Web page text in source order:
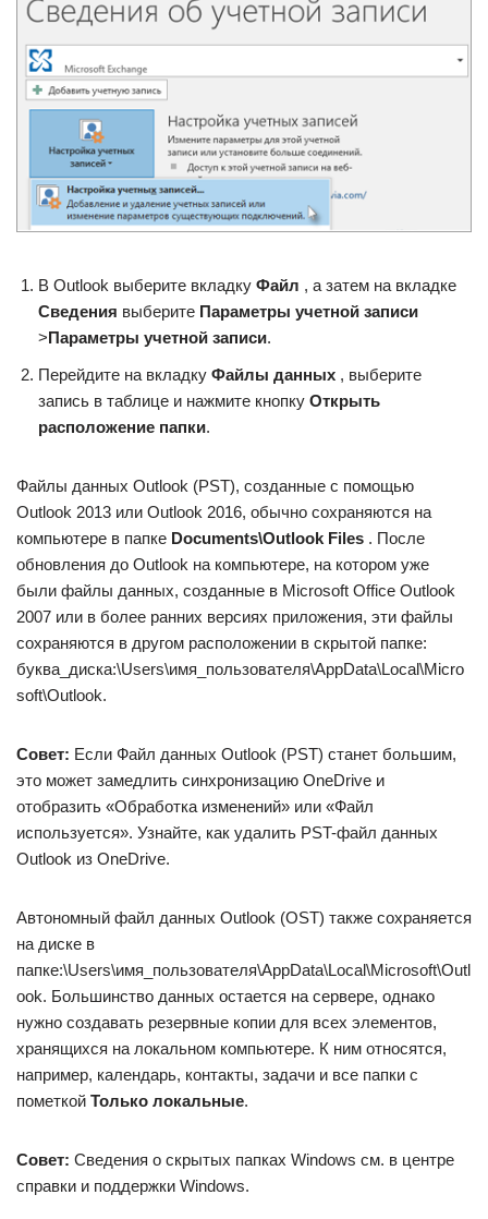
В Outlook выберите вкладку Файл , а затем на вкладке
Сведения выберите Параметры учетной записи
>Параметры учетной записи.
Перейдите на вкладку Файлы данных , выберите
запись в таблице и нажмите кнопку Открыть
расположение папки.
Файлы данных Outlook (PST), созданные с помощью
Outlook 2013 или Outlook 2016, обычно сохраняются на
компьютере в папке Documents\Outlook Files . После
обновления до Outlook на компьютере, на котором уже
были файлы данных, созданные в Microsoft Office Outlook
2007 или в более ранних версиях приложения, эти файлы
сохраняются в другом расположении в скрытой папке:
буква_диска:\Users\имя_пользователя\AppData\Local\Micro
soft\Outlook.
Совет: Если Файл данных Outlook (PST) станет большим,
это может замедлить синхронизацию OneDrive и
отобразить «Обработка изменений» или «Файл
используется». Узнайте, как удалить PST-файл данных
Outlook из OneDrive.
Автономный файл данных Outlook (OST) также сохраняется
на диске в
папке:\Users\имя_пользователя\AppData\Local\Microsoft\Outl
ook. Большинство данных остается на сервере, однако
нужно создавать резервные копии для всех элементов,
хранящихся на локальном компьютере. К ним относятся,
например, календарь, контакты, задачи и все папки с
пометкой Только локальные.
Совет: Сведения о скрытых папках Windows см. в центре
справки и поддержки Windows.